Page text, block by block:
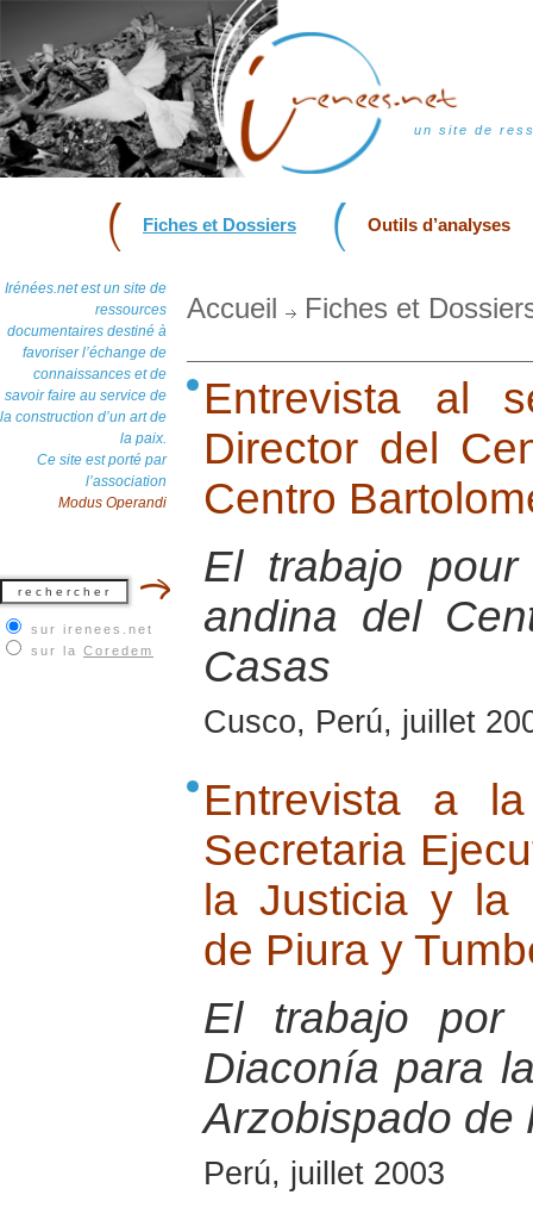
un site de
Fiches et Dossiers Outils d’analyses
Irénées.net est un site de
ressources
documentaires destiné à
favoriser l’échange de
connaissances et de
savoir faire au service de
la construction d’un art de
la paix.
Ce site est porté par
l’association
Modus Operandi
sur irenees.net
sur la Coredem
Accueil Fiches et
Entrevista al
Director del
Centro
El trabajo
andina del
Casas
Cusco, Perú, juillet
Entrevista a
Secretaria
la Justicia y la
de Piura y
El trabajo
Diaconía para
Arzobispado de
Perú, juillet 2003